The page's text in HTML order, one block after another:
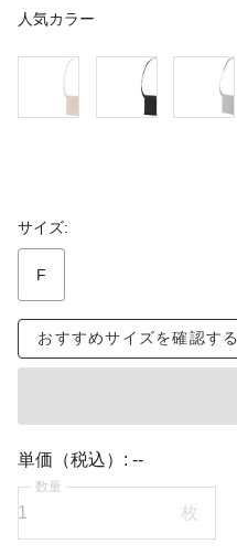
人気カラー
サイズ:
F
おすすめサイズを確認する
単価（税込）: --
枚
数量